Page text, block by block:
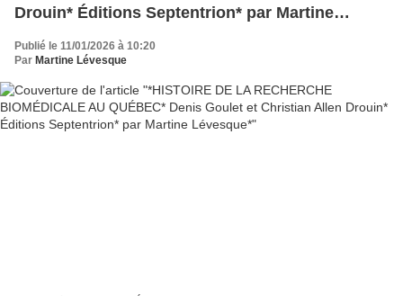
Drouin* Éditions Septentrion* par Martine
Lévesque*
Publié le 11/01/2026 à 10:20
Par Martine Lévesque